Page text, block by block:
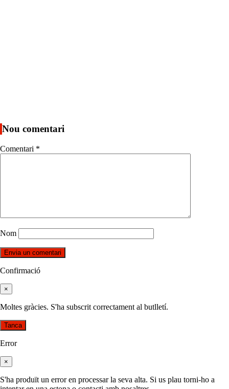
Nou comentari
Comentari *
Nom
Confirmació
×
Moltes gràcies. S'ha subscrit correctament al butlletí.
Tanca
Error
×
S'ha produït un error en processar la seva alta. Si us plau torni-ho a